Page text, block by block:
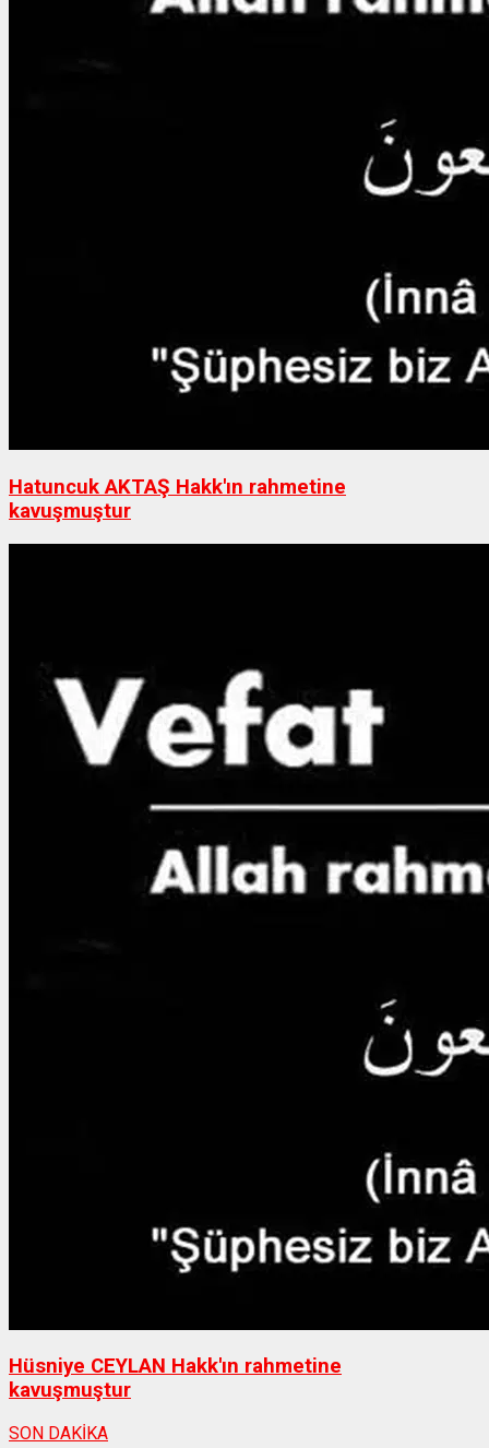
Hatuncuk AKTAŞ Hakk'ın rahmetine
kavuşmuştur
Hüsniye CEYLAN Hakk'ın rahmetine
kavuşmuştur
SON DAKİKA